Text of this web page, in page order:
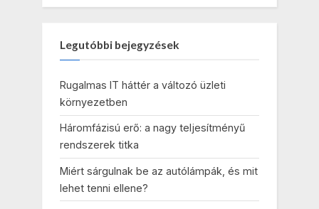
Legutóbbi bejegyzések
Rugalmas IT háttér a változó üzleti
környezetben
Háromfázisú erő: a nagy teljesítményű
rendszerek titka
Miért sárgulnak be az autólámpák, és mit
lehet tenni ellene?